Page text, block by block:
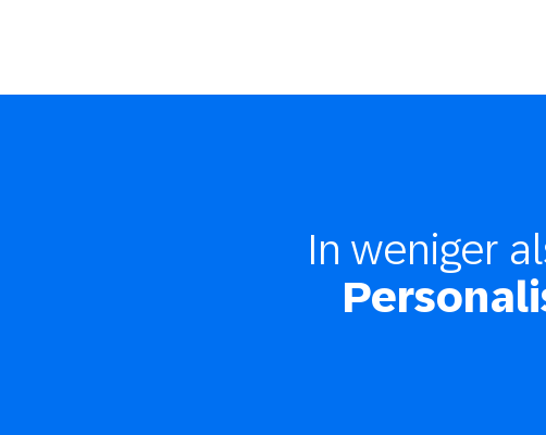
In weniger